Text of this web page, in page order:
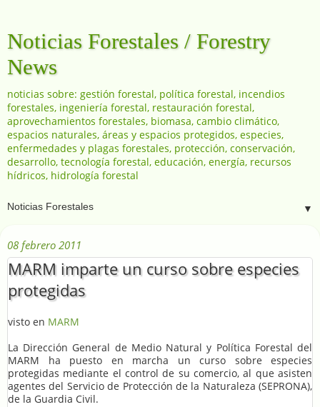
Noticias Forestales / Forestry
News
noticias sobre: gestión forestal, política forestal, incendios
forestales, ingeniería forestal, restauración forestal,
aprovechamientos forestales, biomasa, cambio climático,
espacios naturales, áreas y espacios protegidos, especies,
enfermedades y plagas forestales, protección, conservación,
desarrollo, tecnología forestal, educación, energía, recursos
hídricos, hidrología forestal
▼
08 febrero 2011
MARM imparte un curso sobre especies
protegidas
visto en MARM
La Dirección General de Medio Natural y Política Forestal del
MARM ha puesto en marcha un curso sobre especies
protegidas mediante el control de su comercio, al que asisten
agentes del Servicio de Protección de la Naturaleza (SEPRONA),
de la Guardia Civil.